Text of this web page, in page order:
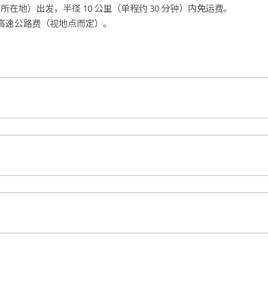
地）出发，半径 10 公里（单程约 30 分钟）内免运费。
公路费（视地点而定）。